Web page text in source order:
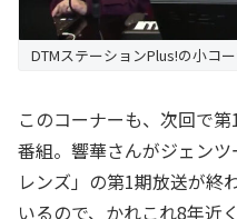
DTMステーションPlus!の小コ
このコーナーも、次回で
番組。響華さんがジェン
レンズ」の第1期放送が終
いるので、かれこれ8年近